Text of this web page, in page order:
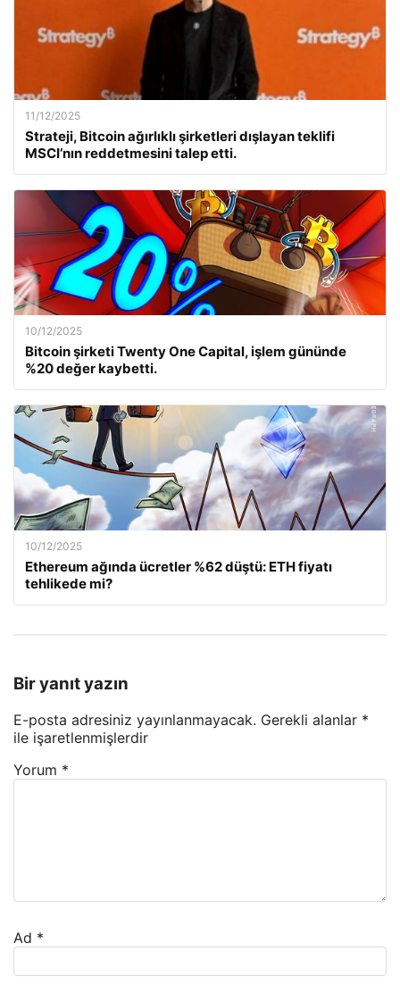
11/12/2025
Strateji, Bitcoin ağırlıklı şirketleri dışlayan teklifi
MSCI’nın reddetmesini talep etti.
10/12/2025
Bitcoin şirketi Twenty One Capital, işlem gününde
%20 değer kaybetti.
10/12/2025
Ethereum ağında ücretler %62 düştü: ETH fiyatı
tehlikede mi?
Bir yanıt yazın
E-posta adresiniz yayınlanmayacak. Gerekli alanlar *
ile işaretlenmişlerdir
Yorum *
Ad *